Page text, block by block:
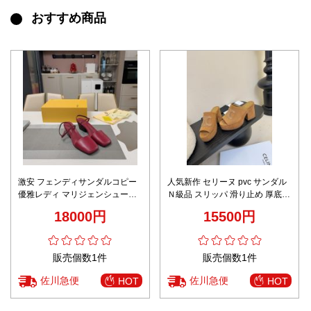
おすすめ商品
激安 フェンディサンダルコピー
優雅レディ マリジェンシューズ
18000円
販売個数1件
佐川急便 HOT
人気新作 セリーヌ pvc サンダル
Ｎ級品 スリッパ 滑り止め 厚底
15500円
販売個数1件
佐川急便 HOT